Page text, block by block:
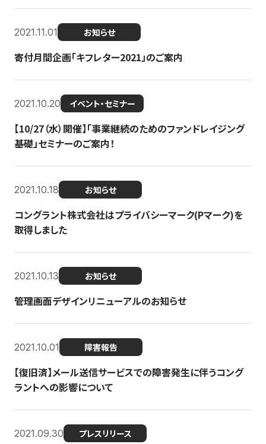
2021.11.01 お知らせ
寄付月間企画「キフレター2021」のご案内
2021.10.20 イベント・セミナー
【10/27（水）開催】「事業継続のためのファンドレイジング
基礎」セミナーのご案内！
2021.10.18 お知らせ
コングラント株式会社はプライバシーマーク(Pマーク)を
取得しました
2021.10.13 お知らせ
管理画面デザインリニューアルのお知らせ
2021.10.01 障害報告
【復旧済】メール送信サービスでの障害発生に伴うコング
ラントへの影響について
2021.09.30 プレスリリース